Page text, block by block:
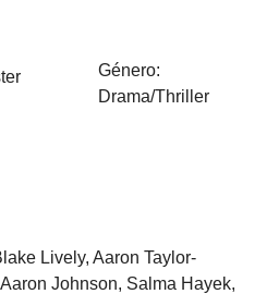
Género:
Drama/Thriller
Lively, Aaron Taylor-
Johnson, Salma Hayek,